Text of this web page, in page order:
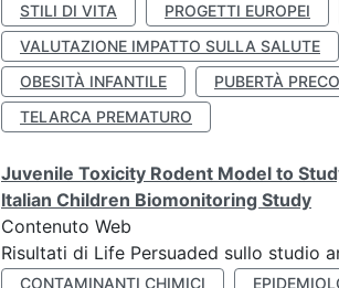
STILI DI VITA
PROGETTI EUROPEI
VALUTAZIONE IMPATTO SULLA SALUTE
OBESITÀ INFANTILE
PUBERTÀ
TELARCA PREMATURO
Juvenile Toxicity Rodent Model to
Italian Children Biomonitoring Study
Contenuto Web
Risultati di Life Persuaded sullo studio
CONTAMINANTI CHIMICI